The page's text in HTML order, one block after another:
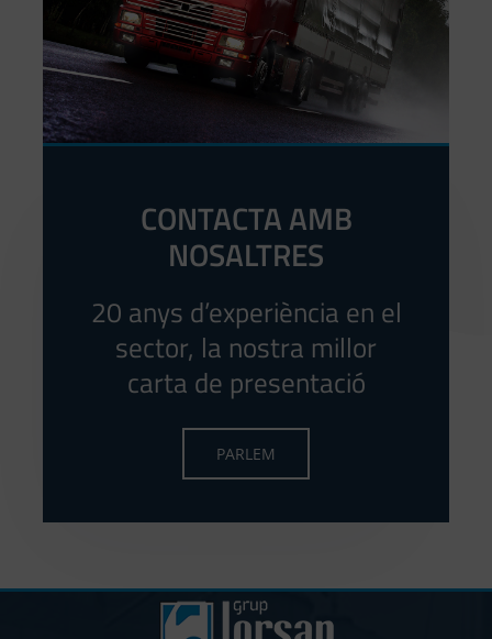
CONTACTA AMB
NOSALTRES
20 anys d’experiència en el
sector, la nostra millor
carta de presentació
PARLEM